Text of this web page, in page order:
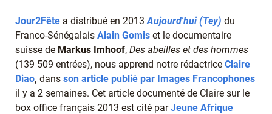
Jour2Fête a distribué en 2013Aujourd'hui (Tey) du
Franco-Sénégalais Alain Gomis et le documentaire
suisse de Markus Imhoof, Des abeilles et des hommes
(139 509 entrées), nous apprend notre rédactrice Claire
Diao, dans son article publié par Images Francophones
il y a 2 semaines. Cet article documenté de Claire sur le
box office français 2013 est cité parJeune Afrique